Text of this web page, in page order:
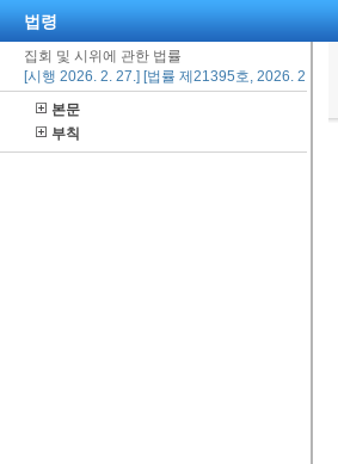
법령
집회 및 시위에 관한 법률
[시행 2026. 2. 27.] [법률 제21395호, 2026. 2.
본문
부칙